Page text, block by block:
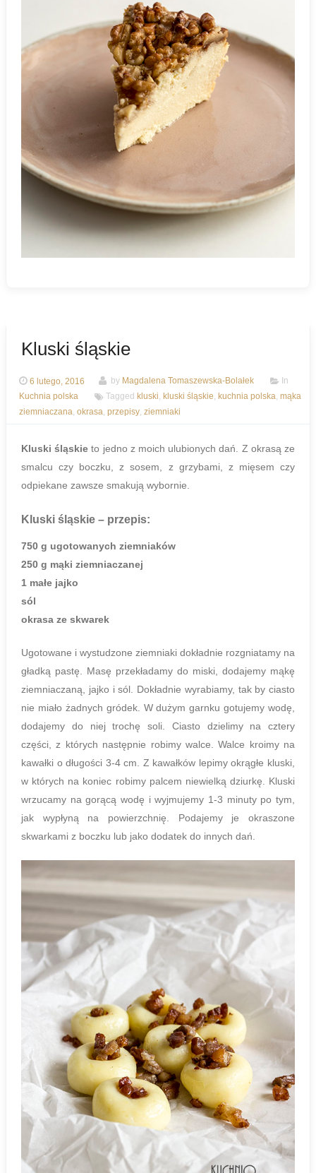
Kluski śląskie
6 lutego, 2016 by Magdalena Tomaszewska-Bolałek
In
Kuchnia polska
Tagged kluski, kluski śląskie, kuchnia polska, mąka
ziemniaczana, okrasa, przepisy, ziemniaki
Kluski śląskie to jedno z moich ulubionych dań. Z okrasą ze
smalcu czy boczku, z sosem, z grzybami, z mięsem czy
odpiekane zawsze smakują wybornie.
Kluski śląskie – przepis:
750 g ugotowanych ziemniaków
250 g mąki ziemniaczanej
1 małe jajko
sól
okrasa ze skwarek
Ugotowane i wystudzone ziemniaki dokładnie rozgniatamy na
gładką pastę. Masę przekładamy do miski, dodajemy mąkę
ziemniaczaną, jajko i sól. Dokładnie wyrabiamy, tak by ciasto
nie miało żadnych gródek. W dużym garnku gotujemy wodę,
dodajemy do niej trochę soli. Ciasto dzielimy na cztery
części, z których następnie robimy walce. Walce kroimy na
kawałki o długości 3-4 cm. Z kawałków lepimy okrągłe kluski,
w których na koniec robimy palcem niewielką dziurkę. Kluski
wrzucamy na gorącą wodę i wyjmujemy 1-3 minuty po tym,
jak wypłyną na powierzchnię. Podajemy je okraszone
skwarkami z boczku lub jako dodatek do innych dań.